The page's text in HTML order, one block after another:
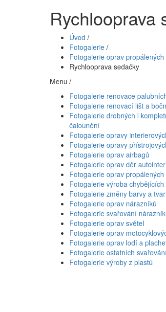
Rychlooprava
Úvod /
Fotogalerie /
Fotogalerie oprav
Rychlooprava sedačky
Menu /
Fotogalerie renovace
Fotogalerie renovací lišt a
Fotogalerie drobných i
čalounění
Fotogalerie opravy
Fotogalerie opravy
Fotogalerie oprav airbagů
Fotogalerie oprav děr
Fotogalerie oprav
Fotogalerie výroba
Fotogalerie změny barvy a
Fotogalerie oprav nárazníků
Fotogalerie svařování
Fotogalerie oprav světel
Fotogalerie oprav
Fotogalerie oprav lodí a
Fotogalerie ostatních
Fotogalerie výroby z plastů